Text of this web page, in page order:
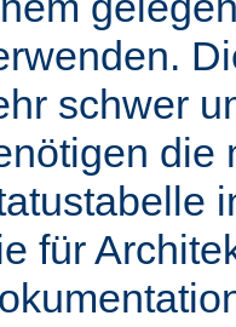
schwer
die
für